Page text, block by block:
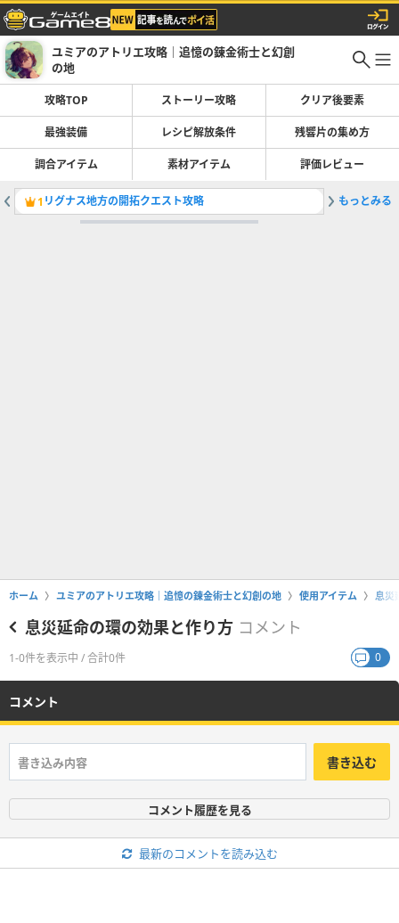
ユミアのアトリエ攻略｜追憶の錬金術士と幻創
の地
攻略TOP ストーリー攻略 クリア後要素
最強装備 レシピ解放条件 残響片の集め方
調合アイテム 素材アイテム 評価レビュー
1 リグナス地方の開拓クエスト攻略 2ラスボ
もっとみる
ホーム ユミアのアトリエ攻略｜追憶の錬金術士と幻創の地 使用アイテム 息災
息災延命の環の効果と作り方 コメント
1-0件を表示中 / 合計0件 0
コメント
書き込む
コメント履歴を見る
最新のコメントを読み込む